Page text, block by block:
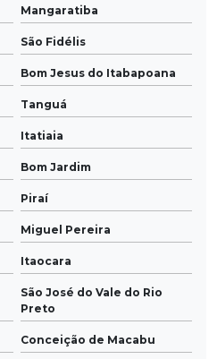
Mangaratiba
São Fidélis
Bom Jesus do Itabapoana
Tanguá
Itatiaia
Bom Jardim
Piraí
Miguel Pereira
Itaocara
São José do Vale do Rio
Preto
Conceição de Macabu